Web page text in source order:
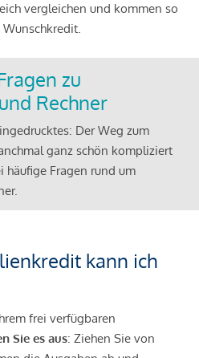
vergleichen und kommen so
zu
Rechner
Der Weg zum
ganz schön kompliziert
Fragen rund um
kann ich
frei verfügbaren
Sie es aus: Ziehen Sie von